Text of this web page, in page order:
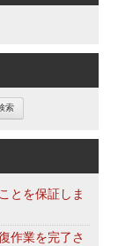
とを保証しま
作業を完了さ